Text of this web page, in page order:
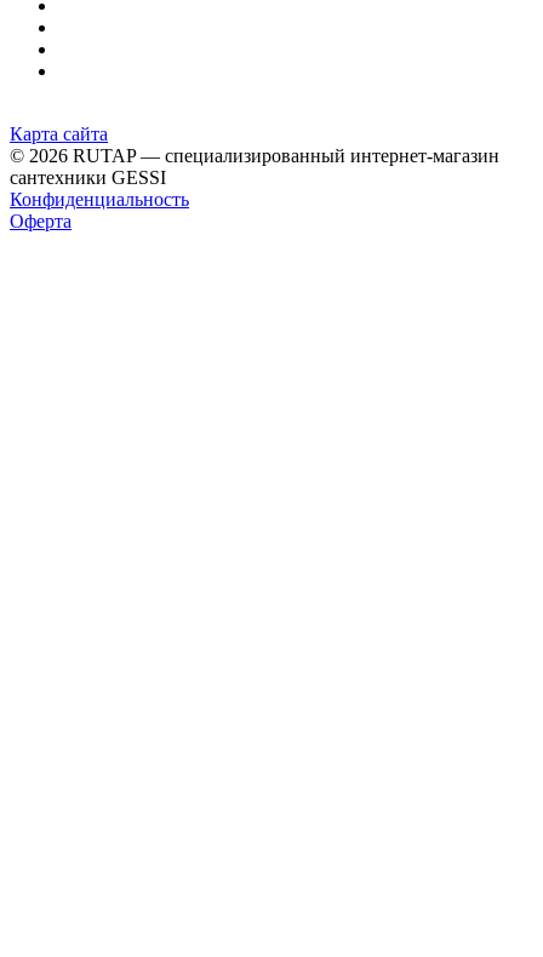
Карта сайта
© 2026 RUTAP — специализированный интернет-магазин
сантехники GESSI
Конфиденциальность
Оферта